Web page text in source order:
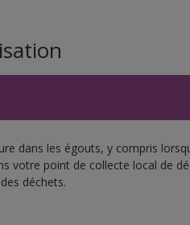
dans les égouts, y compris
votre point de collecte local de
déchets.